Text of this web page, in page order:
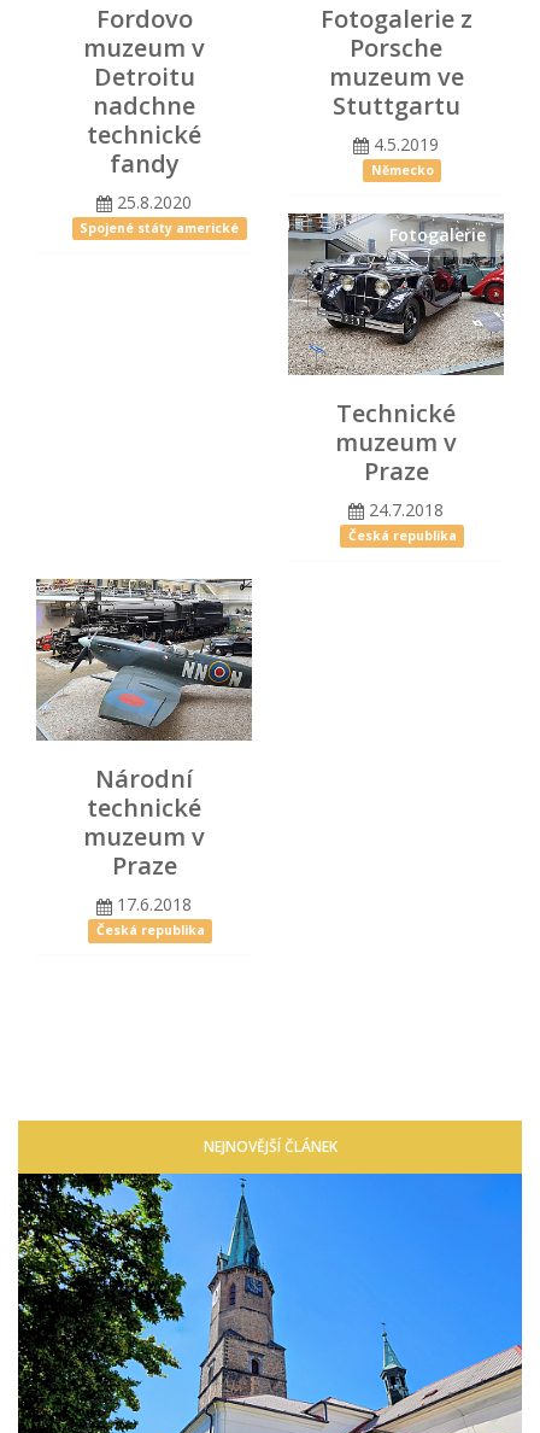
Fordovo
muzeum v
Detroitu
nadchne
technické
fandy
25.8.2020
Spojené státy americké
Fotogalerie z
Porsche
muzeum ve
Stuttgartu
4.5.2019
Německo
Fotogalerie
Technické
muzeum v
Praze
24.7.2018
Česká republika
Národní
technické
muzeum v
Praze
17.6.2018
Česká republika
NEJNOVĚJŠÍ ČLÁNEK